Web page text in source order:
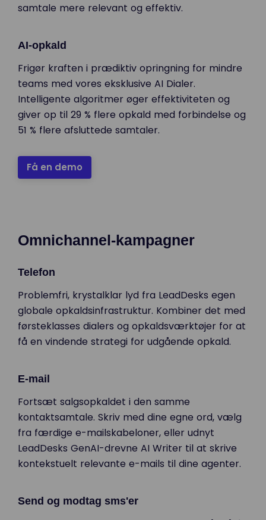
samtale mere relevant og effektiv.
AI-opkald
Frigør kraften i prædiktiv opringning for mindre
teams med vores eksklusive AI Dialer.
Intelligente algoritmer øger effektiviteten og
giver op til 29 % flere opkald med forbindelse og
51 % flere afsluttede samtaler.
Få en demo
Omnichannel-kampagner
Telefon
Problemfri, krystalklar lyd fra LeadDesks egen
globale opkaldsinfrastruktur. Kombiner det med
førsteklasses dialers og opkaldsværktøjer for at
få en vindende strategi for udgående opkald.
E-mail
Fortsæt salgsopkaldet i den samme
kontaktsamtale. Skriv med dine egne ord, vælg
fra færdige e-mailskabeloner, eller udnyt
LeadDesks GenAI-drevne AI Writer til at skrive
kontekstuelt relevante e-mails til dine agenter.
Send og modtag sms'er